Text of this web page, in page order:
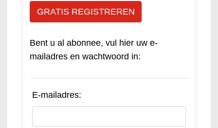
GRATIS REGISTREREN
Bent u al abonnee, vul hier uw e-
mailadres en wachtwoord in:
E-mailadres: